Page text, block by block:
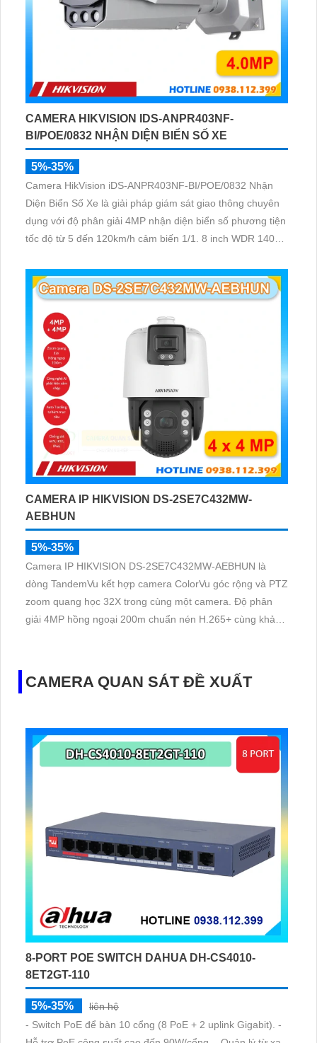
CAMERA HIKVISION IDS-ANPR403NF-
BI/POE/0832 NHẬN DIỆN BIỂN SỐ XE
5%-35%
Camera HikVision iDS-ANPR403NF-BI/POE/0832 Nhận
Diện Biển Số Xe là giải pháp giám sát giao thông chuyên
dụng với độ phân giải 4MP nhận diện biển số phương tiện
tốc độ từ 5 đến 120km/h cảm biến 1/1. 8 inch WDR 140dB
CAMERA IP HIKVISION DS-2SE7C432MW-
AEBHUN
5%-35%
Camera IP HIKVISION DS-2SE7C432MW-AEBHUN là
dòng TandemVu kết hợp camera ColorVu góc rộng và PTZ
zoom quang học 32X trong cùng một camera. Độ phân
giải 4MP hồng ngoại 200m chuẩn nén H.265+ cùng khả
CAMERA QUAN SÁT ĐỀ XUẤT
8-PORT POE SWITCH DAHUA DH-CS4010-
8ET2GT-110
5%-35%
liên hệ
- Switch PoE để bàn 10 cổng (8 PoE + 2 uplink Gigabit). -